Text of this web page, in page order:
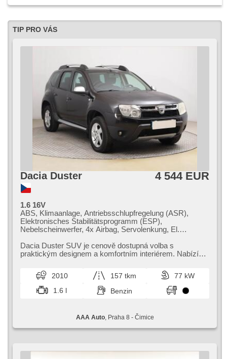
TIP PRO VÁS
Dacia Duster 4 544 EUR
1.6 16V
ABS, Klimaanlage, Antriebsschlupfregelung (ASR),
Elektronisches Stabilitätsprogramm (ESP),
Nebelscheinwerfer, 4x Airbag, Servolenkung, El.
Dacia Duster SUV je cenově dostupná volba s
praktickým designem a komfortním interiérem. Nabízí
2010 157 tkm
77 kW
1.6 l
Benzin
AAA Auto, Praha 8 - Čimice